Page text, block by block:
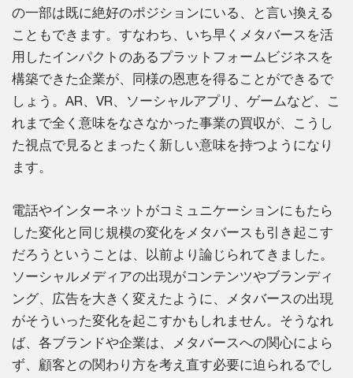
の一部は既に絶好のポジションにいる、と言い換える
こともできます。すなわち、いち早くメタバースを活
用したインパクトのあるプラットフォームビジネスを
構築できた企業が、同様の恩恵を得ることができるで
しょう。AR、VR、ソーシャルアプリ、ゲームなど、こ
れまで全く意味をなさなかった事業の買収が、こうし
た視点で見るとまったく新しい意味を持つようになり
ます。
電話やインターネットがコミュニケーションにもたら
した変化と同じ規模の変化をメタバースも引き起こす
だろうということは、以前より論じられてきました。
ソーシャルメディアの出現がコンテンツやブランディ
ング、広告を大きく変えたように、メタバースの出現
がそういった変化を起こすかもしれません。そうなれ
ば、各ブランドや企業は、メタバースへの関心によら
ず、顧客との関わり方を考え直す必要に迫られるでし